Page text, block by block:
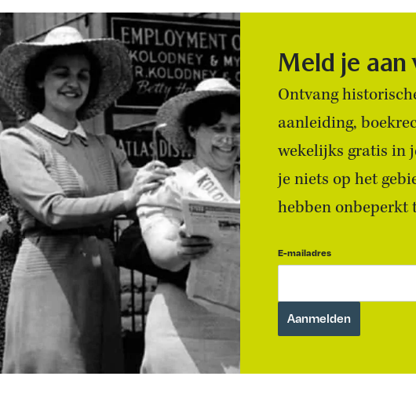
Meld je
Ontvang
aanleiding,
wekelijks gratis in
je niets op het
hebben onbeperkt
E-mailadres